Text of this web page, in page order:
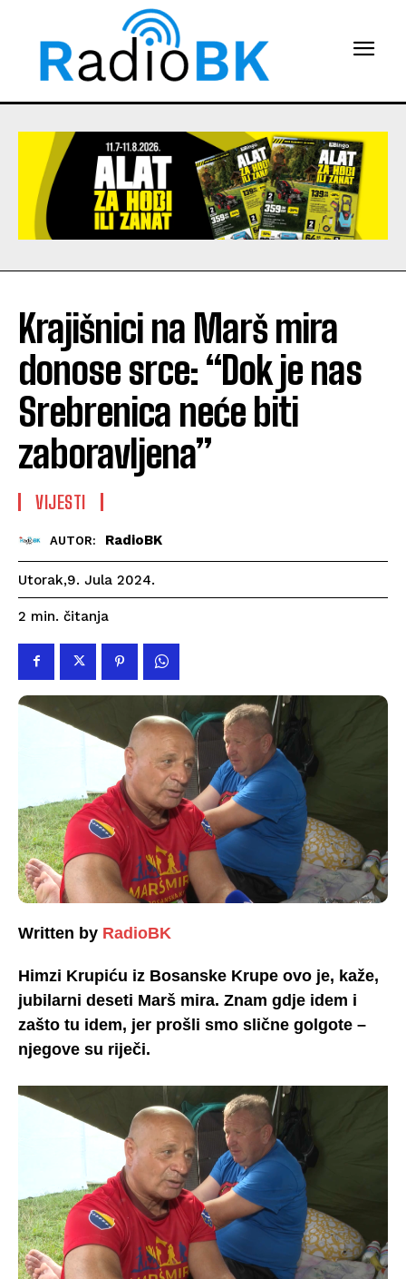
Krajišnici na Marš mira
donose srce: “Dok je nas
Srebrenica neće biti
zaboravljena”
VIJESTI
AUTOR: RadioBK
Utorak,9. Jula 2024.
2 min. čitanja
Written by RadioBK
Himzi Krupiću iz Bosanske Krupe ovo je, kaže,
jubilarni deseti Marš mira. Znam gdje idem i
zašto tu idem, jer prošli smo slične golgote –
njegove su riječi.